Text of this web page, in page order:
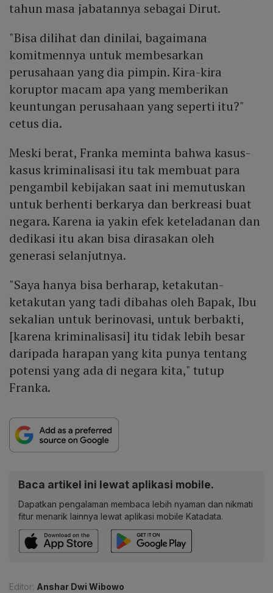
tahun masa jabatannya sebagai Dirut.
"Bisa dilihat dan dinilai, bagaimana
komitmennya untuk membesarkan
perusahaan yang dia pimpin. Kira-kira
koruptor macam apa yang memberikan
keuntungan perusahaan yang seperti itu?"
cetus dia.
Meski berat, Franka meminta bahwa kasus-
kasus kriminalisasi itu tak membuat para
pengambil kebijakan saat ini memutuskan
untuk berhenti berkarya dan berkreasi buat
negara. Karena ia yakin efek keteladanan dan
dedikasi itu akan bisa dirasakan oleh
generasi selanjutnya.
"Saya hanya bisa berharap, ketakutan-
ketakutan yang tadi dibahas oleh Bapak, Ibu
sekalian untuk berinovasi, untuk berbakti,
[karena kriminalisasi] itu tidak lebih besar
daripada harapan yang kita punya tentang
potensi yang ada di negara kita," tutup
Franka.
Baca artikel ini lewat aplikasi mobile.
Dapatkan pengalaman membaca lebih nyaman dan nikmati
fitur menarik lainnya lewat aplikasi mobile Katadata.
Editor: Anshar Dwi Wibowo